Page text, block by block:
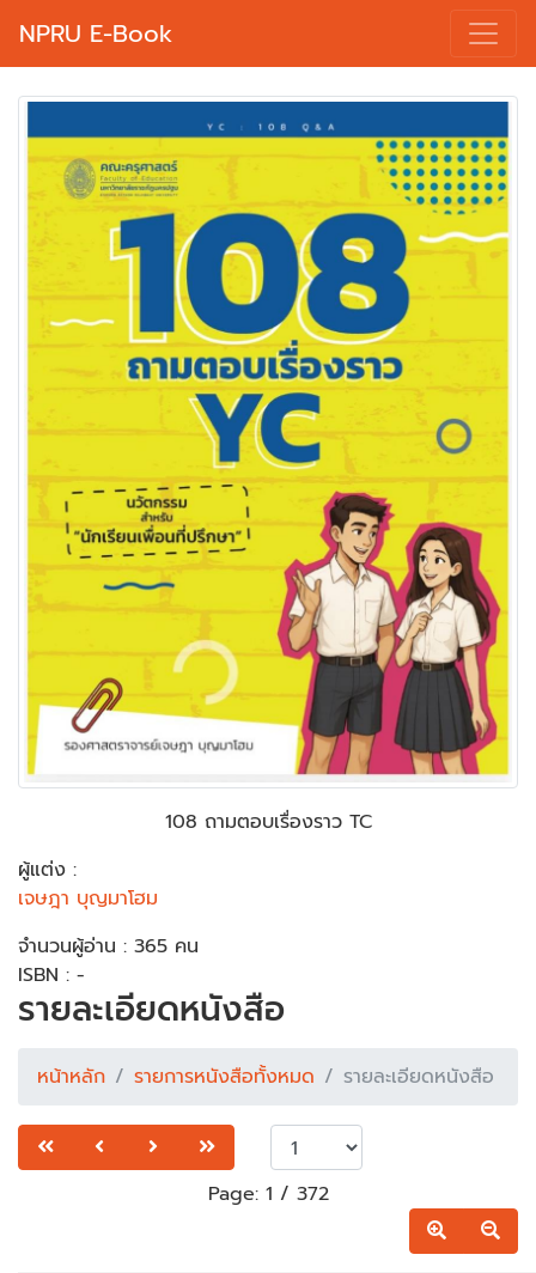
NPRU E-Book
108 ถามตอบเรื่องราว TC
ผู้แต่ง :
เจษฎา บุญมาโฮม
จำนวนผู้อ่าน : 365 คน
ISBN : -
รายละเอียดหนังสือ
หน้าหลัก รายการหนังสือทั้งหมด รายละเอียดหนังสือ
Page: 1 / 372